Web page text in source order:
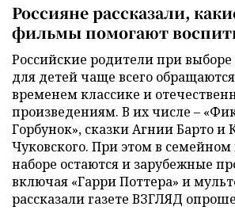
Россияне рассказали,
фильмы помогают
Российские родители при
для детей чаще всего
временем классике и
произведениям. В их числе –
Горбунок», сказки Агнии Барто и
Чуковского. При этом в
наборе остаются и зарубежные
включая «Гарри Поттера» и
рассказали газете ВЗГЛЯД